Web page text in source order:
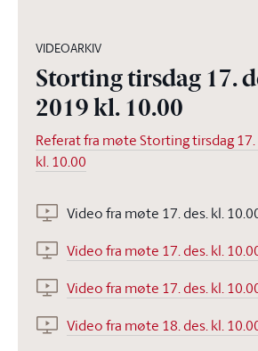
VIDEOARKIV
Storting tirsdag 17.
2019 kl. 10.00
Referat fra møte Storting tirsdag
kl. 10.00
Video fra møte 17. des. kl.
Video fra møte 17. des. kl.
Video fra møte 17. des. kl.
Video fra møte 18. des. kl.